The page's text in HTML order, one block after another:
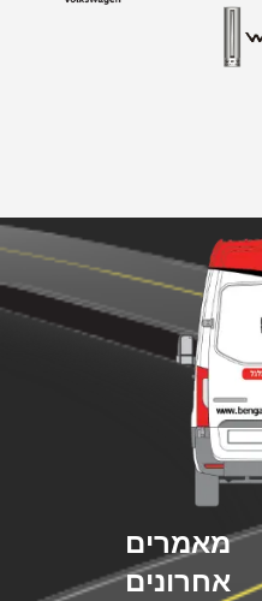
מאמרים
אחרונים